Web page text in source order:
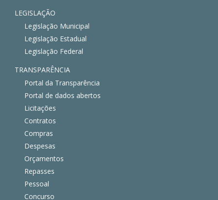
LEGISLAÇÃO
Legislação Municipal
Legislação Estadual
Legislação Federal
TRANSPARÊNCIA
Portal da Transparência
Portal de dados abertos
Licitações
Contratos
Compras
Despesas
Orçamentos
Repasses
Pessoal
Concurso